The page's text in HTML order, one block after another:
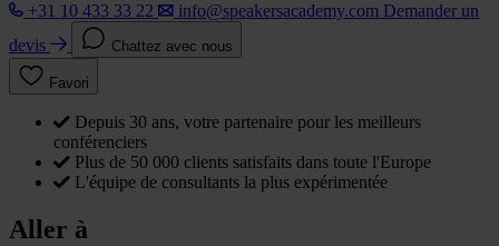
+31 10 433 33 22
info@speakersacademy.com Demander un
devis
Chattez avec nous
Favori
Depuis 30 ans, votre partenaire pour les meilleurs
conférenciers
Plus de 50 000 clients satisfaits dans toute l'Europe
L'équipe de consultants la plus expérimentée
Aller à